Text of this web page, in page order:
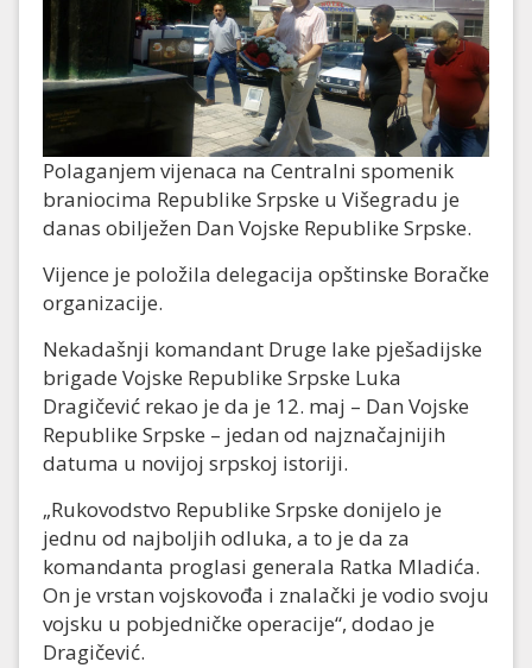
Polaganjem vijenaca na Centralni spomenik
braniocima Republike Srpske u Višegradu je
danas obilježen Dan Vojske Republike Srpske.
Vijence je položila delegacija opštinske Boračke
organizacije.
Nekadašnji komandant Druge lake pješadijske
brigade Vojske Republike Srpske Luka
Dragičević rekao je da je 12. maj – Dan Vojske
Republike Srpske – jedan od najznačajnijih
datuma u novijoj srpskoj istoriji.
„Rukovodstvo Republike Srpske donijelo je
jednu od najboljih odluka, a to je da za
komandanta proglasi generala Ratka Mladića.
On je vrstan vojskovođa i znalački je vodio svoju
vojsku u pobjedničke operacije“, dodao je
Dragičević.